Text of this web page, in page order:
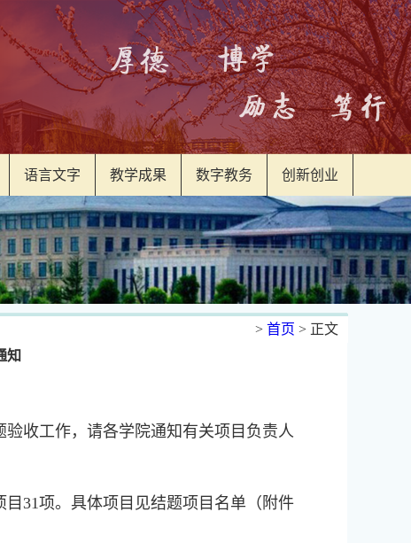
语言文字 教学成果 数字教务 创新创业
> 首页 > 正文
知
收工作，请各学院通知有关项目负责人
31项。具体项目见结题项目名单（附件